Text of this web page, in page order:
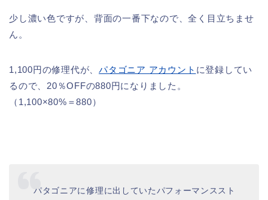
少し濃い色ですが、背面の一番下なので、全く目立ちませ
ん。
1,100円の修理代が、パタゴニア アカウント に登録してい
るので、20％OFFの880円になりました。
（1,100×80%＝880）
パタゴニアに修理に出していたパフォーマンススト